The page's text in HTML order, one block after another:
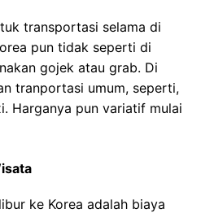
transportasi selama di
pun tidak seperti di
gojek atau grab. Di
tranportasi umum, seperti,
Harganya pun variatif mulai
ke Korea adalah biaya